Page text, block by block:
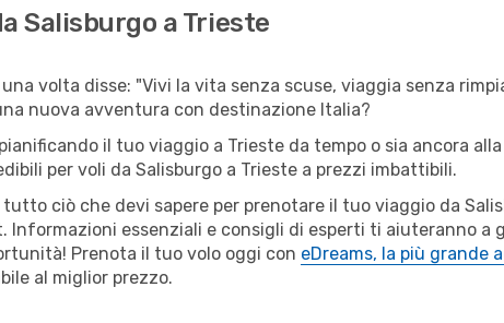
Salisburgo a Trieste
una volta disse: "Vivi la vita senza scuse, viaggia senza
nuova avventura con destinazione Italia?
il tuo viaggio a Trieste da tempo o sia ancora
per voli da Salisburgo a Trieste a prezzi imbattibili.
ciò che devi sapere per prenotare il tuo viaggio da
Informazioni essenziali e consigli di esperti ti aiuteranno
Prenota il tuo volo oggi con eDreams, la più grande
al miglior prezzo.